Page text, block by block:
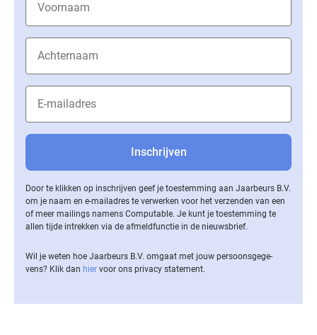
Door te klikken op inschrijven geef je toestemming aan Jaarbeurs B.V.
om je naam en e-mailadres te verwerken voor het verzenden van een
of meer mailings namens Computable. Je kunt je toestemming te
allen tijde intrekken via de af­meld­func­tie in de nieuwsbrief.
Wil je weten hoe Jaarbeurs B.V. omgaat met jouw per­soons­ge­ge­
vens? Klik dan hier voor ons privacy statement.